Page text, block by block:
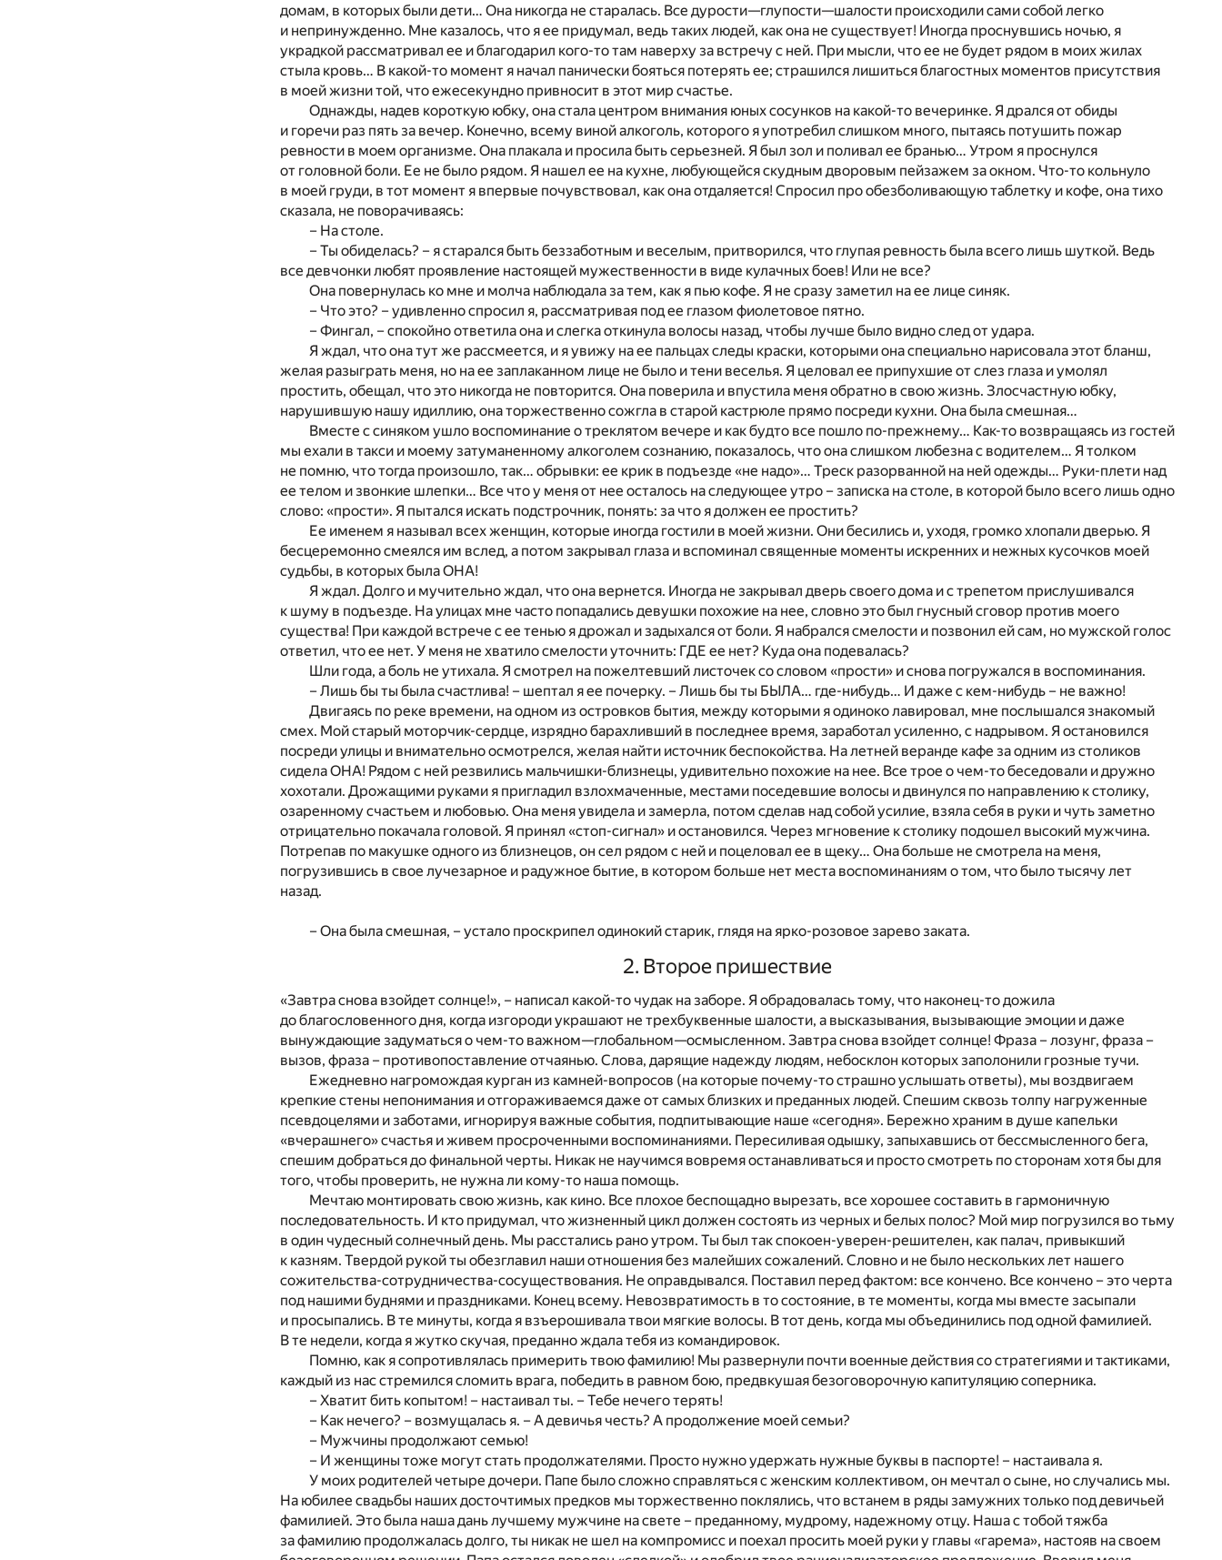
домам, в которых были дети… Она никогда не старалась. Все дурости—глупости—шалости происходили сами собой легко
и непринужденно. Мне казалось, что я ее придумал, ведь таких людей, как она не существует! Иногда проснувшись ночью, я
украдкой рассматривал ее и благодарил кого-то там наверху за встречу с ней. При мысли, что ее не будет рядом в моих жилах
стыла кровь… В какой-то момент я начал панически бояться потерять ее; страшился лишиться благостных моментов присутствия
в моей жизни той, что ежесекундно привносит в этот мир счастье.
Однажды, надев короткую юбку, она стала центром внимания юных сосунков на какой-то вечеринке. Я дрался от обиды
и горечи раз пять за вечер. Конечно, всему виной алкоголь, которого я употребил слишком много, пытаясь потушить пожар
ревности в моем организме. Она плакала и просила быть серьезней. Я был зол и поливал ее бранью… Утром я проснулся
от головной боли. Ее не было рядом. Я нашел ее на кухне, любующейся скудным дворовым пейзажем за окном. Что-то кольнуло
в моей груди, в тот момент я впервые почувствовал, как она отдаляется! Спросил про обезболивающую таблетку и кофе, она тихо
сказала, не поворачиваясь:
– На столе.
– Ты обиделась? – я старался быть беззаботным и веселым, притворился, что глупая ревность была всего лишь шуткой. Ведь
все девчонки любят проявление настоящей мужественности в виде кулачных боев! Или не все?
Она повернулась ко мне и молча наблюдала за тем, как я пью кофе. Я не сразу заметил на ее лице синяк.
– Что это? – удивленно спросил я, рассматривая под ее глазом фиолетовое пятно.
– Фингал, – спокойно ответила она и слегка откинула волосы назад, чтобы лучше было видно след от удара.
Я ждал, что она тут же рассмеется, и я увижу на ее пальцах следы краски, которыми она специально нарисовала этот бланш,
желая разыграть меня, но на ее заплаканном лице не было и тени веселья. Я целовал ее припухшие от слез глаза и умолял
простить, обещал, что это никогда не повторится. Она поверила и впустила меня обратно в свою жизнь. Злосчастную юбку,
нарушившую нашу идиллию, она торжественно сожгла в старой кастрюле прямо посреди кухни. Она была смешная…
Вместе с синяком ушло воспоминание о треклятом вечере и как будто все пошло по-прежнему… Как-то возвращаясь из гостей
мы ехали в такси и моему затуманенному алкоголем сознанию, показалось, что она слишком любезна с водителем… Я толком
не помню, что тогда произошло, так… обрывки: ее крик в подъезде «не надо»… Треск разорванной на ней одежды… Руки-плети над
ее телом и звонкие шлепки… Все что у меня от нее осталось на следующее утро – записка на столе, в которой было всего лишь одно
слово: «прости». Я пытался искать подстрочник, понять: за что я должен ее простить?
Ее именем я называл всех женщин, которые иногда гостили в моей жизни. Они бесились и, уходя, громко хлопали дверью. Я
бесцеремонно смеялся им вслед, а потом закрывал глаза и вспоминал священные моменты искренних и нежных кусочков моей
судьбы, в которых была ОНА!
Я ждал. Долго и мучительно ждал, что она вернется. Иногда не закрывал дверь своего дома и с трепетом прислушивался
к шуму в подъезде. На улицах мне часто попадались девушки похожие на нее, словно это был гнусный сговор против моего
существа! При каждой встрече с ее тенью я дрожал и задыхался от боли. Я набрался смелости и позвонил ей сам, но мужской голос
ответил, что ее нет. У меня не хватило смелости уточнить: ГДЕ ее нет? Куда она подевалась?
Шли года, а боль не утихала. Я смотрел на пожелтевший листочек со словом «прости» и снова погружался в воспоминания.
– Лишь бы ты была счастлива! – шептал я ее почерку. – Лишь бы ты БЫЛА… где-нибудь… И даже с кем-нибудь – не важно!
Двигаясь по реке времени, на одном из островков бытия, между которыми я одиноко лавировал, мне послышался знакомый
смех. Мой старый моторчик-сердце, изрядно барахливший в последнее время, заработал усиленно, с надрывом. Я остановился
посреди улицы и внимательно осмотрелся, желая найти источник беспокойства. На летней веранде кафе за одним из столиков
сидела ОНА! Рядом с ней резвились мальчишки-близнецы, удивительно похожие на нее. Все трое о чем-то беседовали и дружно
хохотали. Дрожащими руками я пригладил взлохмаченные, местами поседевшие волосы и двинулся по направлению к столику,
озаренному счастьем и любовью. Она меня увидела и замерла, потом сделав над собой усилие, взяла себя в руки и чуть заметно
отрицательно покачала головой. Я принял «стоп-сигнал» и остановился. Через мгновение к столику подошел высокий мужчина.
Потрепав по макушке одного из близнецов, он сел рядом с ней и поцеловал ее в щеку… Она больше не смотрела на меня,
погрузившись в свое лучезарное и радужное бытие, в котором больше нет места воспоминаниям о том, что было тысячу лет
назад.
– Она была смешная, – устало проскрипел одинокий старик, глядя на ярко-розовое зарево заката.
2. Второе пришествие
«Завтра снова взойдет солнце!», – написал какой-то чудак на заборе. Я обрадовалась тому, что наконец-то дожила
до благословенного дня, когда изгороди украшают не трехбуквенные шалости, а высказывания, вызывающие эмоции и даже
вынуждающие задуматься о чем-то важном—глобальном—осмысленном. Завтра снова взойдет солнце! Фраза – лозунг, фраза –
вызов, фраза – противопоставление отчаянью. Слова, дарящие надежду людям, небосклон которых заполонили грозные тучи.
Ежедневно нагромождая курган из камней-вопросов (на которые почему-то страшно услышать ответы), мы воздвигаем
крепкие стены непонимания и отгораживаемся даже от самых близких и преданных людей. Спешим сквозь толпу нагруженные
псевдоцелями и заботами, игнорируя важные события, подпитывающие наше «сегодня». Бережно храним в душе капельки
«вчерашнего» счастья и живем просроченными воспоминаниями. Пересиливая одышку, запыхавшись от бессмысленного бега,
спешим добраться до финальной черты. Никак не научимся вовремя останавливаться и просто смотреть по сторонам хотя бы для
того, чтобы проверить, не нужна ли кому-то наша помощь.
Мечтаю монтировать свою жизнь, как кино. Все плохое беспощадно вырезать, все хорошее составить в гармоничную
последовательность. И кто придумал, что жизненный цикл должен состоять из черных и белых полос? Мой мир погрузился во тьму
в один чудесный солнечный день. Мы расстались рано утром. Ты был так спокоен-уверен-решителен, как палач, привыкший
к казням. Твердой рукой ты обезглавил наши отношения без малейших сожалений. Словно и не было нескольких лет нашего
сожительства-сотрудничества-сосуществования. Не оправдывался. Поставил перед фактом: все кончено. Все кончено – это черта
под нашими буднями и праздниками. Конец всему. Невозвратимость в то состояние, в те моменты, когда мы вместе засыпали
и просыпались. В те минуты, когда я взъерошивала твои мягкие волосы. В тот день, когда мы объединились под одной фамилией.
В те недели, когда я жутко скучая, преданно ждала тебя из командировок.
Помню, как я сопротивлялась примерить твою фамилию! Мы развернули почти военные действия со стратегиями и тактиками,
каждый из нас стремился сломить врага, победить в равном бою, предвкушая безоговорочную капитуляцию соперника.
– Хватит бить копытом! – настаивал ты. – Тебе нечего терять!
– Как нечего? – возмущалась я. – А девичья честь? А продолжение моей семьи?
– Мужчины продолжают семью!
– И женщины тоже могут стать продолжателями. Просто нужно удержать нужные буквы в паспорте! – настаивала я.
У моих родителей четыре дочери. Папе было сложно справляться с женским коллективом, он мечтал о сыне, но случались мы.
На юбилее свадьбы наших досточтимых предков мы торжественно поклялись, что встанем в ряды замужних только под девичьей
фамилией. Это была наша дань лучшему мужчине на свете – преданному, мудрому, надежному отцу. Наша с тобой тяжба
за фамилию продолжалась долго, ты никак не шел на компромисс и поехал просить моей руки у главы «гарема», настояв на своем